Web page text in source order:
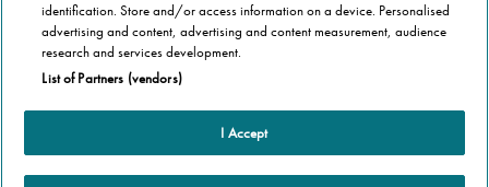
Spoločnosť Stannah už nainštalovala viac ako 1,000,000
stoličkových výťahov
identification. Store and/or access information on a device. Personalised
advertising and content, advertising and content measurement, audience
research and services development.
List of Partners (vendors)
I Accept